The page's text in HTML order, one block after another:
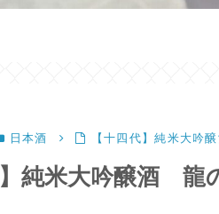
日本酒 【十四代】純米大吟
】純米大吟醸酒 龍